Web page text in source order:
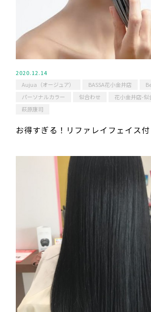
2020.12.14
Aujua（オージュア）
BASSA花小金井店
パーソナルカラー
似合わせ
花小金井店-似
萩原康司
お得すぎる！リファレイフェイス